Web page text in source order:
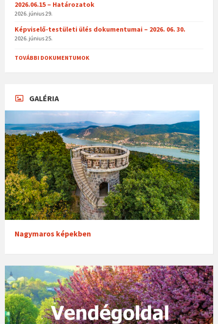
2026.06.15 – Határozatok
2026. június 29.
Képviselő-testületi ülés dokumentumai – 2026. 06. 30.
2026. június 25.
TOVÁBBI DOKUMENTUMOK
GALÉRIA
Nagymaros képekben